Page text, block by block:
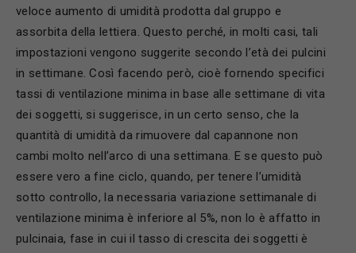
veloce aumento di umidità prodotta dal gruppo e
assorbita della lettiera. Questo perché, in molti casi, tali
impostazioni vengono suggerite secondo l’età dei pulcini
in settimane. Così facendo però, cioè fornendo specifici
tassi di ventilazione minima in base alle settimane di vita
dei soggetti, si suggerisce, in un certo senso, che la
quantità di umidità da rimuovere dal capannone non
cambi molto nell’arco di una settimana. E se questo può
essere vero a fine ciclo, quando, per tenere l’umidità
sotto controllo, la necessaria variazione settimanale di
ventilazione minima è inferiore al 5%, non lo è affatto in
pulcinaia, fase in cui il tasso di crescita dei soggetti è